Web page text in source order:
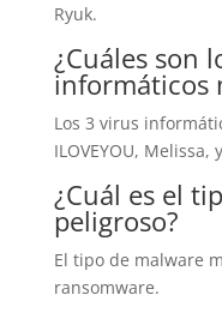
Ryuk.
¿Cuáles son
informáticos
Los 3 virus
ILOVEYOU, Melissa,
¿Cuál es el
peligroso?
El tipo de malware
ransomware.